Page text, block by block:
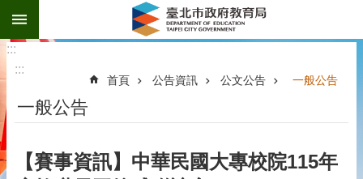
跳到主要內容區塊
:::
:::
首頁 公告資訊 公文公告 一般公告
一般公告
【賽事資訊】中華民國大專校院115年